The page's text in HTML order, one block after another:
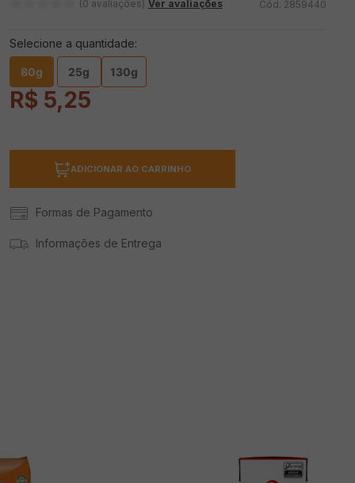
(0 avaliações) Ver avaliações 2859440
Selecione a quantidade:
80g 25g 130g
R$ 5,25
ADICIONAR AO CARRINHO
Formas de Pagamento
Informações de Entrega